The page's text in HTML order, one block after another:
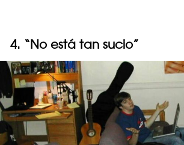
4. “No está tan sucio”